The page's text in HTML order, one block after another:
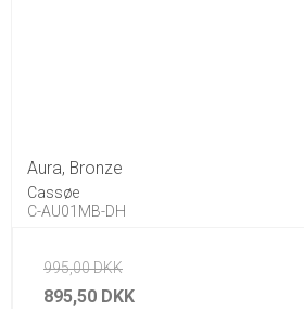
Aura, Bronze
Cassøe
C-AU01MB-DH
995,00 DKK
895,50 DKK